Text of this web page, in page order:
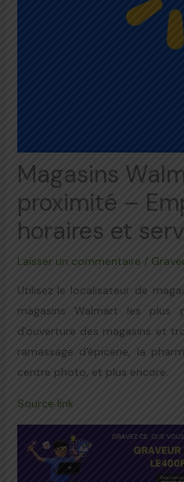
Magasins
proximité –
horaires et
Laisser un commentaire /
Utilisez le localisateur de
magasins Walmart les plus
d'ouverture des magasins et
ramassage d'épicerie, la
centre photo, et plus encore.
Source link